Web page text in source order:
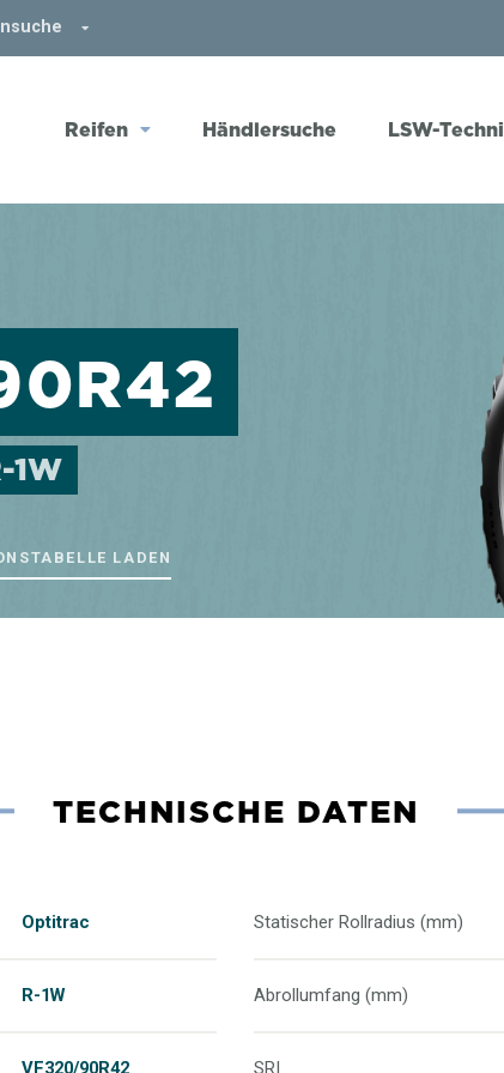
Reifen Händlersuche LSW-
1W
LADEN
TECHNISCHE DATEN
Optitrac
R-1W
VF320/90R42
Statischer Rollradius (mm)
Abrollumfang (mm)
SRI